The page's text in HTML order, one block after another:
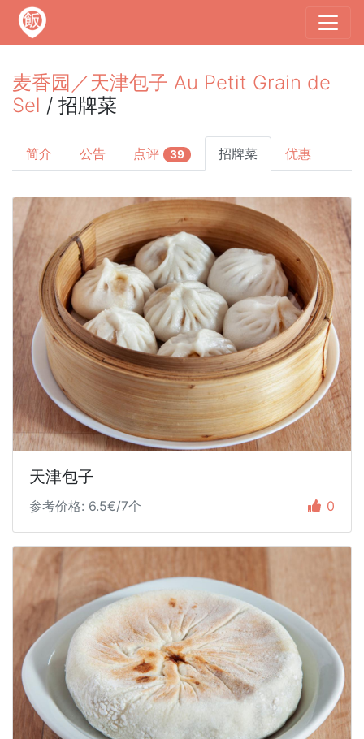
麦香园／天津包子 Au Petit Grain de
Sel / 招牌菜
简介 公告 点评 39 招牌菜 优惠
天津包子
参考价格: 6.5€/7个 0